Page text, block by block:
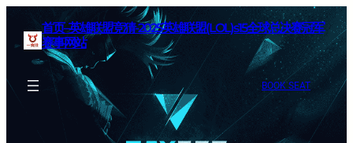
首页–英雄联盟竞猜-2025英雄联盟(LOL)s15全球总决赛冠军
赛事网站
BOOK SEAT